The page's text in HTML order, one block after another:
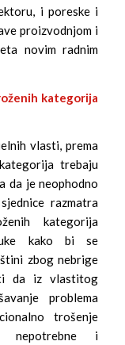
i poreske i
proizvodnjom i
novim radnim
kategorija
vlasti, prema
trebaju
da je neophodno
razmatra
kategorija
kako bi se
zbog nebrige
da iz vlastitog
problema
trošenje
nepotrebne i